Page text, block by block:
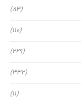
(84)
(110)
(229)
(332)
(11)